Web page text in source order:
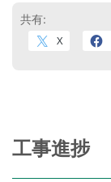
共有:
X
工事進捗